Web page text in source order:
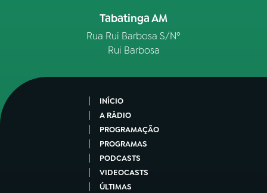
Facebook
X
TikTok
Tabatinga AM
Rua Rui Barbosa S/Nº
Rui Barbosa
INÍCIO
A RÁDIO
PROGRAMAÇÃO
PROGRAMAS
PODCASTS
VIDEOCASTS
ÚLTIMAS